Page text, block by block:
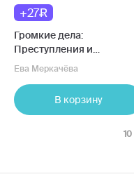
+27
Громкие дела:
Преступления и
наказания в СССР
Ева Меркачёва
В корзину
10